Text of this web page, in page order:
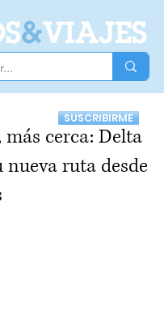
&VIAJES
SUSCRIBIRME
cerca: Delta
ruta desde